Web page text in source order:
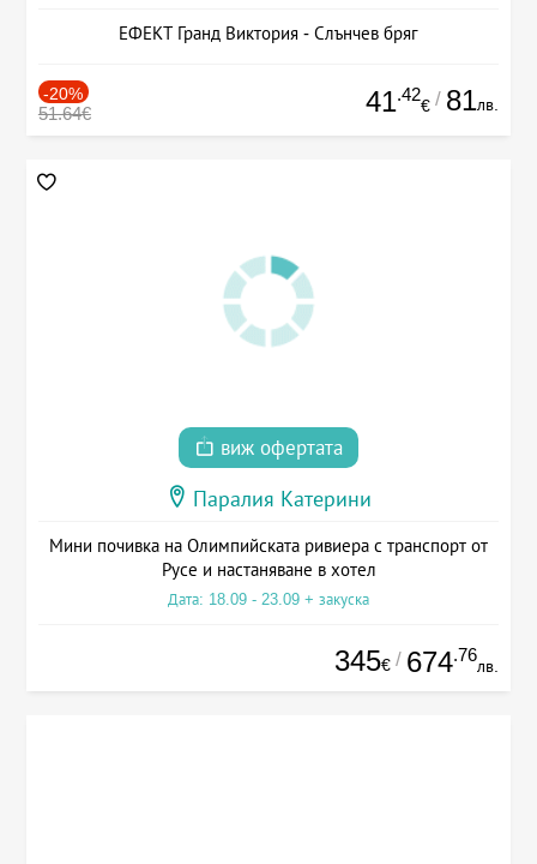
ЕФЕКТ Гранд Виктория - Слънчев бряг
-20%
51.64€ 41.42
€ / 81лв.
виж офертата
Паралия Катерини
Мини почивка на Олимпийската ривиера с транспорт от
Русе и настаняване в хотел
Дата: 18.09 - 23.09 + закуска
345€ / 674.76
лв.